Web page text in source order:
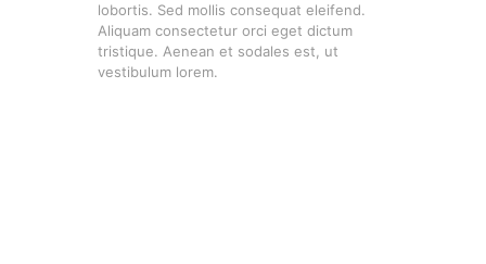
lobortis. Sed mollis consequat eleifend.
Aliquam consectetur orci eget dictum
tristique. Aenean et sodales est, ut
vestibulum lorem.